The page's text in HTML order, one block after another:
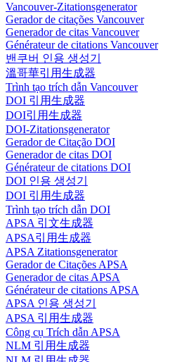
Vancouver-Zitationsgenerator
Gerador de citações Vancouver
Generador de citas Vancouver
Générateur de citations Vancouver
밴쿠버 인용 생성기
溫哥華引用生成器
Trình tạo trích dẫn Vancouver
DOI 引用生成器
DOI引用生成器
DOI-Zitationsgenerator
Gerador de Citação DOI
Generador de citas DOI
Générateur de citations DOI
DOI 인용 생성기
DOI 引用生成器
Trình tạo trích dẫn DOI
APSA 引文生成器
APSA引用生成器
APSA Zitationsgenerator
Gerador de Citações APSA
Generador de citas APSA
Générateur de citations APSA
APSA 인용 생성기
APSA 引用生成器
Công cụ Trích dẫn APSA
NLM 引用生成器